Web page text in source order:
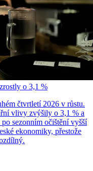
o 3,1 %
čtvrtletí 2026 v růstu.
vlivy zvýšily o 3,1 % a
sezonním očištění vyšší
ekonomiky, přestože